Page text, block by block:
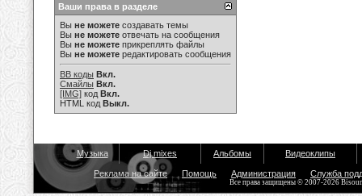
Ваши права в разделе
Вы не можете создавать темы
Вы не можете отвечать на сообщения
Вы не можете прикреплять файлы
Вы не можете редактировать сообщения
BB коды Вкл.
Смайлы Вкл.
[IMG] код Вкл.
HTML код Выкл.
Музыка Dj mixes Альбомы Видеоклипы
Реклама на сайте Помощь Администрация Служба
Все права защищены © 2007-2026